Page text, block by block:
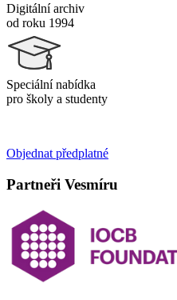
Digitální archiv
od roku 1994
Speciální nabídka
pro školy a studenty
Objednat předplatné
Partneři Vesmíru